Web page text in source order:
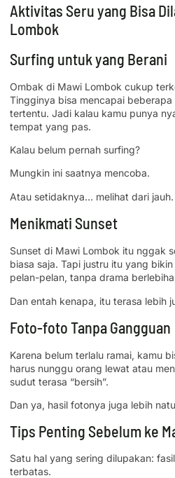
Aktivitas Seru yang Bisa
Lombok
Surfing untuk yang Berani
Ombak di Mawi Lombok cukup
Tingginya bisa mencapai
tertentu. Jadi kalau kamu punya
tempat yang pas.
Kalau belum pernah surfing?
Mungkin ini saatnya mencoba.
Atau setidaknya… melihat dari jauh.
Menikmati Sunset
Sunset di Mawi Lombok itu nggak
biasa saja. Tapi justru itu yang
pelan-pelan, tanpa drama
Dan entah kenapa, itu terasa lebih
Foto-foto Tanpa Gangguan
Karena belum terlalu ramai, kamu
harus nunggu orang lewat atau
sudut terasa “bersih”.
Dan ya, hasil fotonya juga lebih
Tips Penting Sebelum ke
Satu hal yang sering dilupakan:
terbatas.